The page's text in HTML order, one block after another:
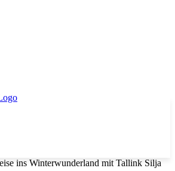
ins Winterwunderland mit Tallink Silja